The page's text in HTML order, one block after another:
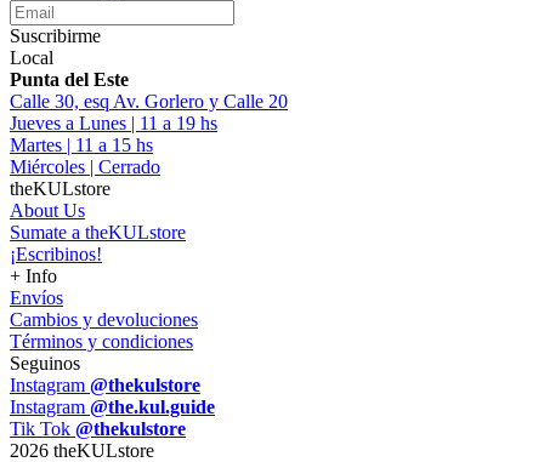
Suscribirme
Local
Punta del Este
Calle 30, esq Av. Gorlero y Calle 20
Jueves a Lunes | 11 a 19 hs
Martes | 11 a 15 hs
Miércoles | Cerrado
theKULstore
About Us
Sumate a theKULstore
¡Escribinos!
+ Info
Envíos
Cambios y devoluciones
Términos y condiciones
Seguinos
Instagram @thekulstore
Instagram @the.kul.guide
Tik Tok @thekulstore
2026 theKULstore